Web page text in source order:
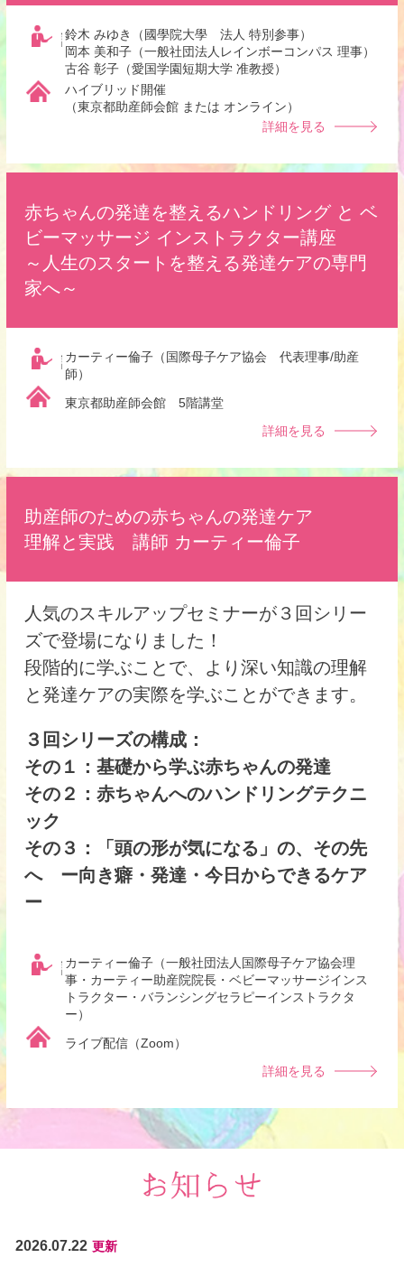
講師
鈴木 みゆき（國學院大學 法人 特別参事）
岡本 美和子（一般社団法人レインボーコンパス 理事）
古谷 彰子（愛国学園短期大学 准教授）
開催場所
ハイブリッド開催
（東京都助産師会館 または オンライン）
詳細を見る
赤ちゃんの発達を整えるハンドリング と ベ
ビーマッサージ インストラクター講座
～人生のスタートを整える発達ケアの専門
家へ～
講師
カーティー倫子（国際母子ケア協会 代表理事/助産
師）
開催場所
東京都助産師会館 5階講堂
詳細を見る
助産師のための赤ちゃんの発達ケア
理解と実践
講師 カーティー倫子
人気のスキルアップセミナーが３回シリー
ズで登場になりました！
段階的に学ぶことで、より深い知識の理解
と発達ケアの実際を学ぶことができます。
３回シリーズの構成：
その１：基礎から学ぶ赤ちゃんの発達
その２：赤ちゃんへのハンドリングテクニ
ック
その３：「頭の形が気になる」の、その先
へ ー向き癖・発達・今日からできるケア
ー
講師
カーティー倫子（一般社団法人国際母子ケア協会理
事・カーティー助産院院長・ベビーマッサージインス
トラクター・バランシングセラピーインストラクタ
ー）
開催場所
ライブ配信（Zoom）
詳細を見る
2026.07.22 更新